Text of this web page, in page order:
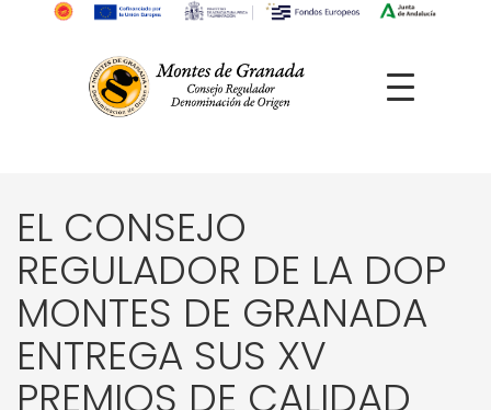
EL CONSEJO
REGULADOR DE LA DOP
MONTES DE GRANADA
ENTREGA SUS XV
PREMIOS DE CALIDAD